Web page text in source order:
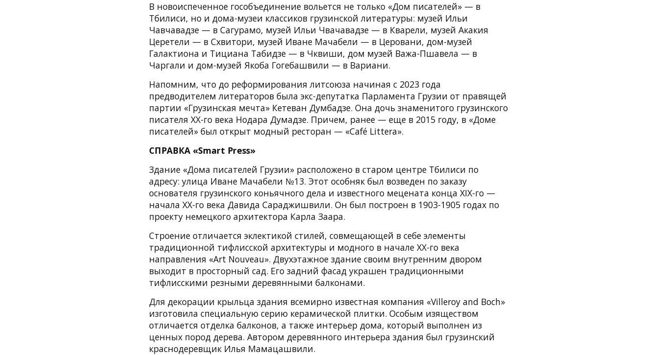
В новоиспеченное гособъединение вольется не только «Дом писателей» — в
Тбилиси, но и дома-музеи классиков грузинской литературы: музей Ильи
Чавчавадзе — в Сагурамо, музей Ильи Чвачавадзе — в Кварели, музей Акакия
Церетели — в Схвитори, музей Иване Мачабели — в Церовани, дом-музей
Галактиона и Тициана Табидзе — в Чквиши, дом музей Важа-Пшавела — в
Чаргали и дом-музей Якоба Гогебашвили — в Вариани.
Напомним, что до реформирования литсоюза начиная с 2023 года
предводителем литераторов была экс-депутатка Парламента Грузии от правящей
партии «Грузинская мечта» Кетеван Думбадзе. Она дочь знаменитого грузинского
писателя XX-го века Нодара Думадзе. Причем, ранее — еще в 2015 году, в «Доме
писателей» был открыт модный ресторан — «Café Littera».
СПРАВКА «Smart Press»
Здание «Дома писателей Грузии» расположено в старом центре Тбилиси по
адресу: улица Иване Мачабели №13. Этот особняк был возведен по заказу
основателя грузинского коньячного дела и известного мецената конца XIX-го —
начала XX-го века Давида Сараджишвили. Он был построен в 1903-1905 годах по
проекту немецкого архитектора Карла Заара.
Строение отличается эклектикой стилей, совмещающей в себе элементы
традиционной тифлисской архитектуры и модного в начале XX-го века
направления «Art Nouveau». Двухэтажное здание своим внутренним двором
выходит в просторный сад. Его задний фасад украшен традиционными
тифлисскими резными деревянными балконами.
Для декорации крыльца здания всемирно известная компания «Villeroy and Boch»
изготовила специальную серию керамической плитки. Особым изяществом
отличается отделка балконов, а также интерьер дома, который выполнен из
ценных пород дерева. Автором деревянного интерьера здания был грузинский
краснодеревщик Илья Мамацашвили.